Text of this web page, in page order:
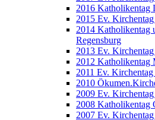
2016 Katholikentag
2015 Ev.
2014 Katholikentag
Regensburg
2013 Ev.
2012 Katholikentag
2011 Ev. Kirchentag
2010
2009 Ev.
2008 Katholikentag
2007 Ev.